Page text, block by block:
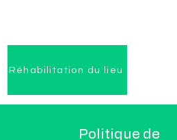
Réhabilitation du lieu
Politique de